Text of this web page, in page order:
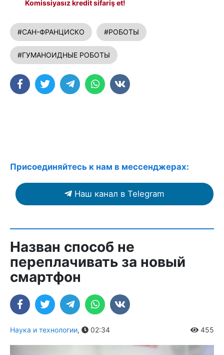
Komissiyasız kredit sifariş et!
#САН-ФРАНЦИСКО #РОБОТЫ
#ГУМАНОИДНЫЕ РОБОТЫ
Присоединяйтесь к нам в мессенджерах:
Наш канал в Telegram
Назван способ не
переплачивать за новый
смартфон
Наука и технологии, 02:34 455